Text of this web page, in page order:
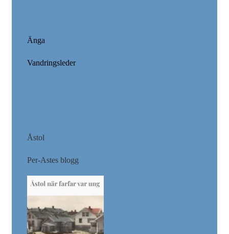
Änga
Vandringsleder
Åstol
Per-Astes blogg